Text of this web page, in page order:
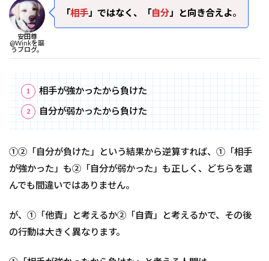
安田尊
@Winkを謳
うブログ。
「相手 」ではなく、「自分 」と向き合えよ。
相手が強かったから負けた
自分が弱かったから負けた
①②「自分が負けた」という結果から逆算すれば、①「相手
が強かった」も②「自分が弱かった」も正しく、どちらを選
んでも間違いではありません。
が、①「他責」と考えるか②「自責」と考えるかで、その後
の行動は大きく異なります。